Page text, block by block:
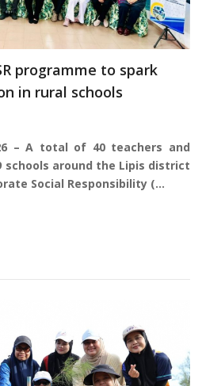
programme to spark
in rural schools
– A total of 40 teachers and
schools around the Lipis district
Social Responsibility (…